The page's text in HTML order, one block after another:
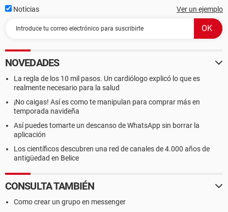
Noticias Ver un ejemplo
NOVEDADES
La regla de los 10 mil pasos. Un cardiólogo explicó lo que es
realmente necesario para la salud
¡No caigas! Así es como te manipulan para comprar más en
temporada navideña
Así puedes tomarte un descanso de WhatsApp sin borrar la
aplicación
Los científicos descubren una red de canales de 4.000 años de
antigüedad en Belice
CONSULTA TAMBIÉN
Como crear un grupo en messenger